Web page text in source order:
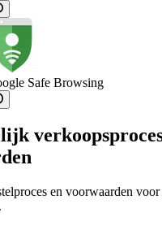
Safe Browsing
en voorwaarden